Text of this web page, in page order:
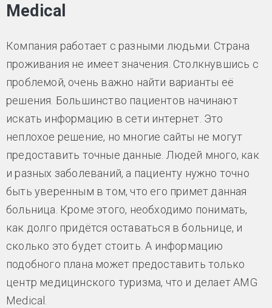
Medical
Компания работает с разными людьми. Страна
проживания не имеет значения. Столкнувшись с
проблемой, очень важно найти варианты её
решения. Большинство пациентов начинают
искать информацию в сети интернет. Это
неплохое решение, но многие сайты не могут
предоставить точные данные. Людей много, как
и разных заболеваний, а пациенту нужно точно
быть уверенным в том, что его примет данная
больница. Кроме этого, необходимо понимать,
как долго придётся оставаться в больнице, и
сколько это будет стоить. А информацию
подобного плана может предоставить только
центр медицинского туризма, что и делает AMG
Medical.